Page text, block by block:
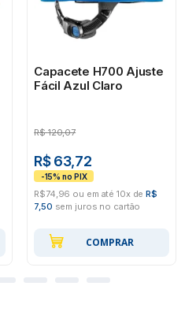
Capacete H700 Ajuste
Fácil Azul Claro
R$ 120,07
R$ 63,72
R$74,96 ou em até 10x deR$
7,50 sem juros no cartão
COMPRAR